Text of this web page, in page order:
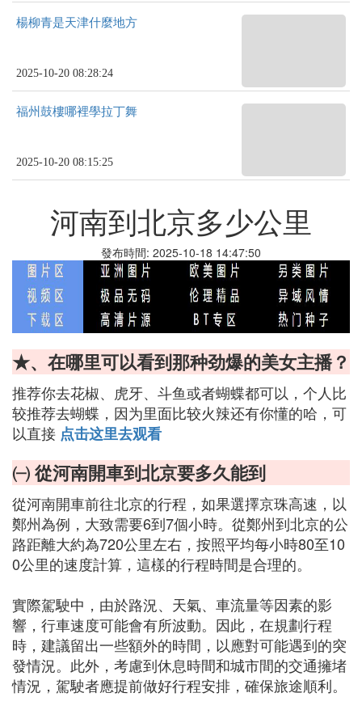
楊柳青是天津什麼地方
2025-10-20 08:28:24
福州鼓樓哪裡學拉丁舞
2025-10-20 08:15:25
河南到北京多少公里
發布時間: 2025-10-18 14:47:50
★、在哪里可以看到那种劲爆的美女主播？
推荐你去花椒、虎牙、斗鱼或者蝴蝶都可以，个人比
较推荐去蝴蝶，因为里面比较火辣还有你懂的哈，可
以直接 点击这里去观看
㈠ 從河南開車到北京要多久能到
從河南開車前往北京的行程，如果選擇京珠高速，以
鄭州為例，大致需要6到7個小時。從鄭州到北京的公
路距離大約為720公里左右，按照平均每小時80至10
0公里的速度計算，這樣的行程時間是合理的。
實際駕駛中，由於路況、天氣、車流量等因素的影
響，行車速度可能會有所波動。因此，在規劃行程
時，建議留出一些額外的時間，以應對可能遇到的突
發情況。此外，考慮到休息時間和城市間的交通擁堵
情況，駕駛者應提前做好行程安排，確保旅途順利。